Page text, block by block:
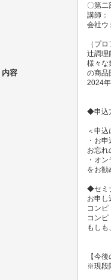
内容
〇第
講師
会社
（プ
辻調理
様々な
の商品
2024
◆申込
＜申
・お
お忘れ
・オ
をお勧
◆セミ
お申し
コン
コン
もし
【今
※現段